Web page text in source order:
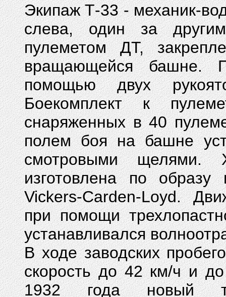
Экипаж Т-33 - механик-
слева, один за
пулеметом ДТ,
вращающейся башне.
помощью двух
Боекомплект к
снаряженных в 40
полем боя на башне
смотровыми щелями.
изготовлена по
Vickers-Carden-Loyd.
при помощи
устанавливался
В ходе заводских
скорость до 42 км/ч и
1932 года новый